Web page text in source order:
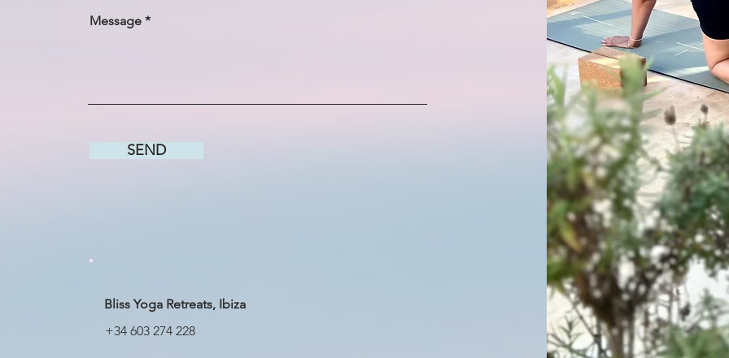
Message
SEND
Bliss Yoga Retreats, Ibiza
+34 603 274 228